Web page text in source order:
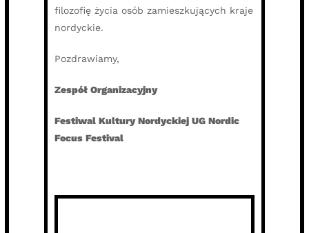
filozofię życia osób zamieszkujących kraje
nordyckie.
Pozdrawiamy,
Zespół Organizacyjny
Festiwal Kultury Nordyckiej UG Nordic
Focus Festival